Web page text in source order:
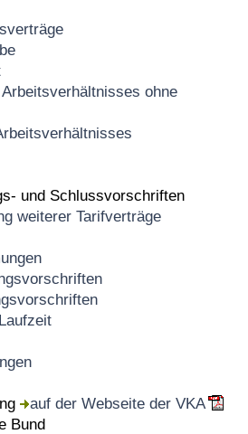
ohne
und Schlussvorschriften
weiterer Tarifverträge
auf der Webseite der VKA
Bund